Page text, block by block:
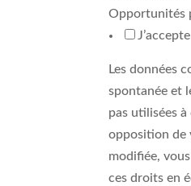
Opportunités
Les données
spontanée et
pas utilisées
opposition de
modifiée,
ces droits en